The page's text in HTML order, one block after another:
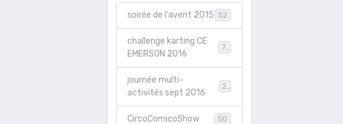
soirée de l'avent 2015 52
challenge karting CE
EMERSON 2016
73
journée multi-
activités sept 2016
21
CircoComicoShow 50